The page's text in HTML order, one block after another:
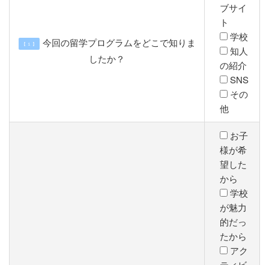
【 １ 】
今回の留学プログラムをどこで知りま
したか？
ブサイ
ト
学校
知人
の紹介
SNS
その
他
お子
様が希
望した
から
学校
が魅力
的だっ
たから
アク